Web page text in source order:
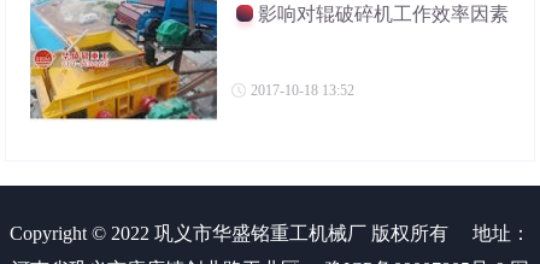
影响对辊破碎机工作效率因素
2017-10-18 13:52
Copyright © 2022 巩义市华盛铭重工机械厂 版权所有
地址：